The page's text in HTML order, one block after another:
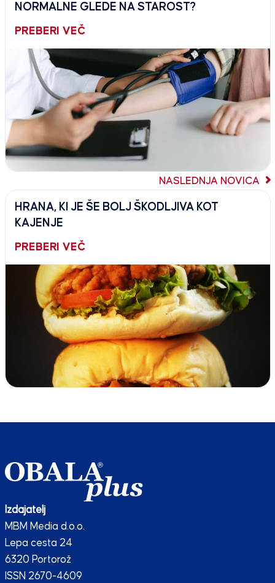
NORMALNE GLEDE NA STAROST?
PREBERI VEČ
NASLEDNJA NOVICA
HRANA, KI JE ŠE BOLJ ŠKODLJIVA KOT
KAJENJE
PREBERI VEČ
Izdajatelj
MBM Media d.o.o.
Lepa cesta 24
6320 Portorož
ISSN 2670-4609